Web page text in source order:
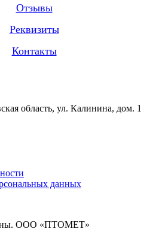
Отзывы
Реквизиты
Контакты
область, ул. Калинина, дом. 1
данных
ООО «ПТОМЕТ»